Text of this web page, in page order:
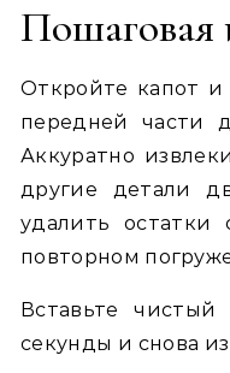
Пошаговая
Откройте капот
передней части
Аккуратно
другие детали
удалить остатки
повторном
Вставьте
секунды и снова